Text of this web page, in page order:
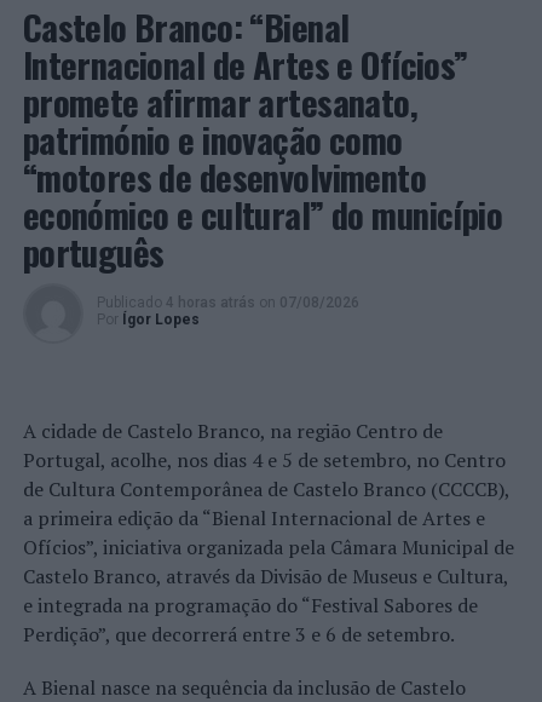
Castelo Branco: “Bienal
Internacional de Artes e Ofícios”
promete afirmar artesanato,
património e inovação como
“motores de desenvolvimento
económico e cultural” do município
português
Publicado 4 horas atrás on 07/08/2026
Por
Ígor Lopes
A cidade de Castelo Branco, na região Centro de
Portugal, acolhe, nos dias 4 e 5 de setembro, no Centro
de Cultura Contemporânea de Castelo Branco (CCCCB),
a primeira edição da “Bienal Internacional de Artes e
Ofícios”, iniciativa organizada pela Câmara Municipal de
Castelo Branco, através da Divisão de Museus e Cultura,
e integrada na programação do “Festival Sabores de
Perdição”, que decorrerá entre 3 e 6 de setembro.
A Bienal nasce na sequência da inclusão de Castelo